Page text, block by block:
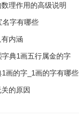
理作用的高级说明
名字有哪些
内涵
典1画五行属金的字
画的字_1画的字有哪些
的原因